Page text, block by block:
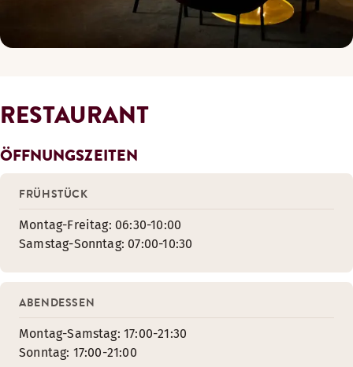
RESTAURANT
ÖFFNUNGSZEITEN
FRÜHSTÜCK
Montag-Freitag: 06:30-10:00
Samstag-Sonntag: 07:00-10:30
ABENDESSEN
Montag-Samstag: 17:00-21:30
Sonntag: 17:00-21:00